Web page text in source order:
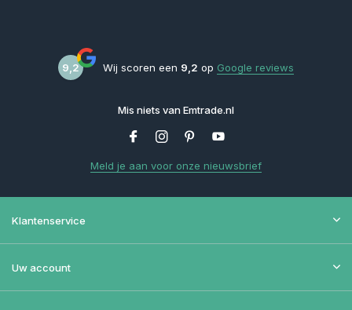
9,2 Wij scoren een 9,2 op Google reviews
Mis niets van Emtrade.nl
Meld je aan voor onze nieuwsbrief
Klantenservice
Uw account